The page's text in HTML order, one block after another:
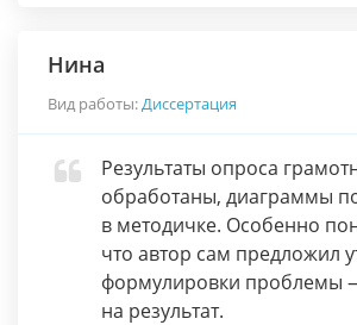
Нина
Вид работы:Диссертация
Результаты опроса
обработаны, диаграммы
в методичке. Особенно
что автор сам предложил
формулировки проблемы
на результат.